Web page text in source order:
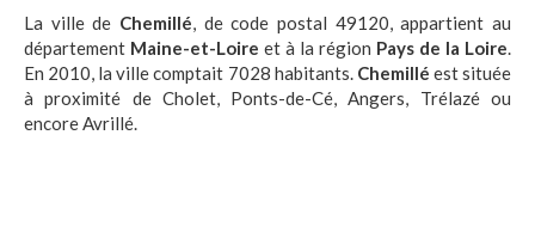
La ville de Chemillé, de code postal 49120, appartient au
département Maine-et-Loire et à la région Pays de la Loire.
En 2010, la ville comptait 7028 habitants. Chemillé est située
à proximité de Cholet, Ponts-de-Cé, Angers, Trélazé ou
encore Avrillé.